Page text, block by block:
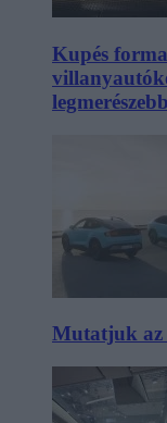
Kupés
Mutatjuk az